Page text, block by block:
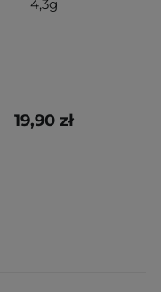
4,3g
19,90 zł